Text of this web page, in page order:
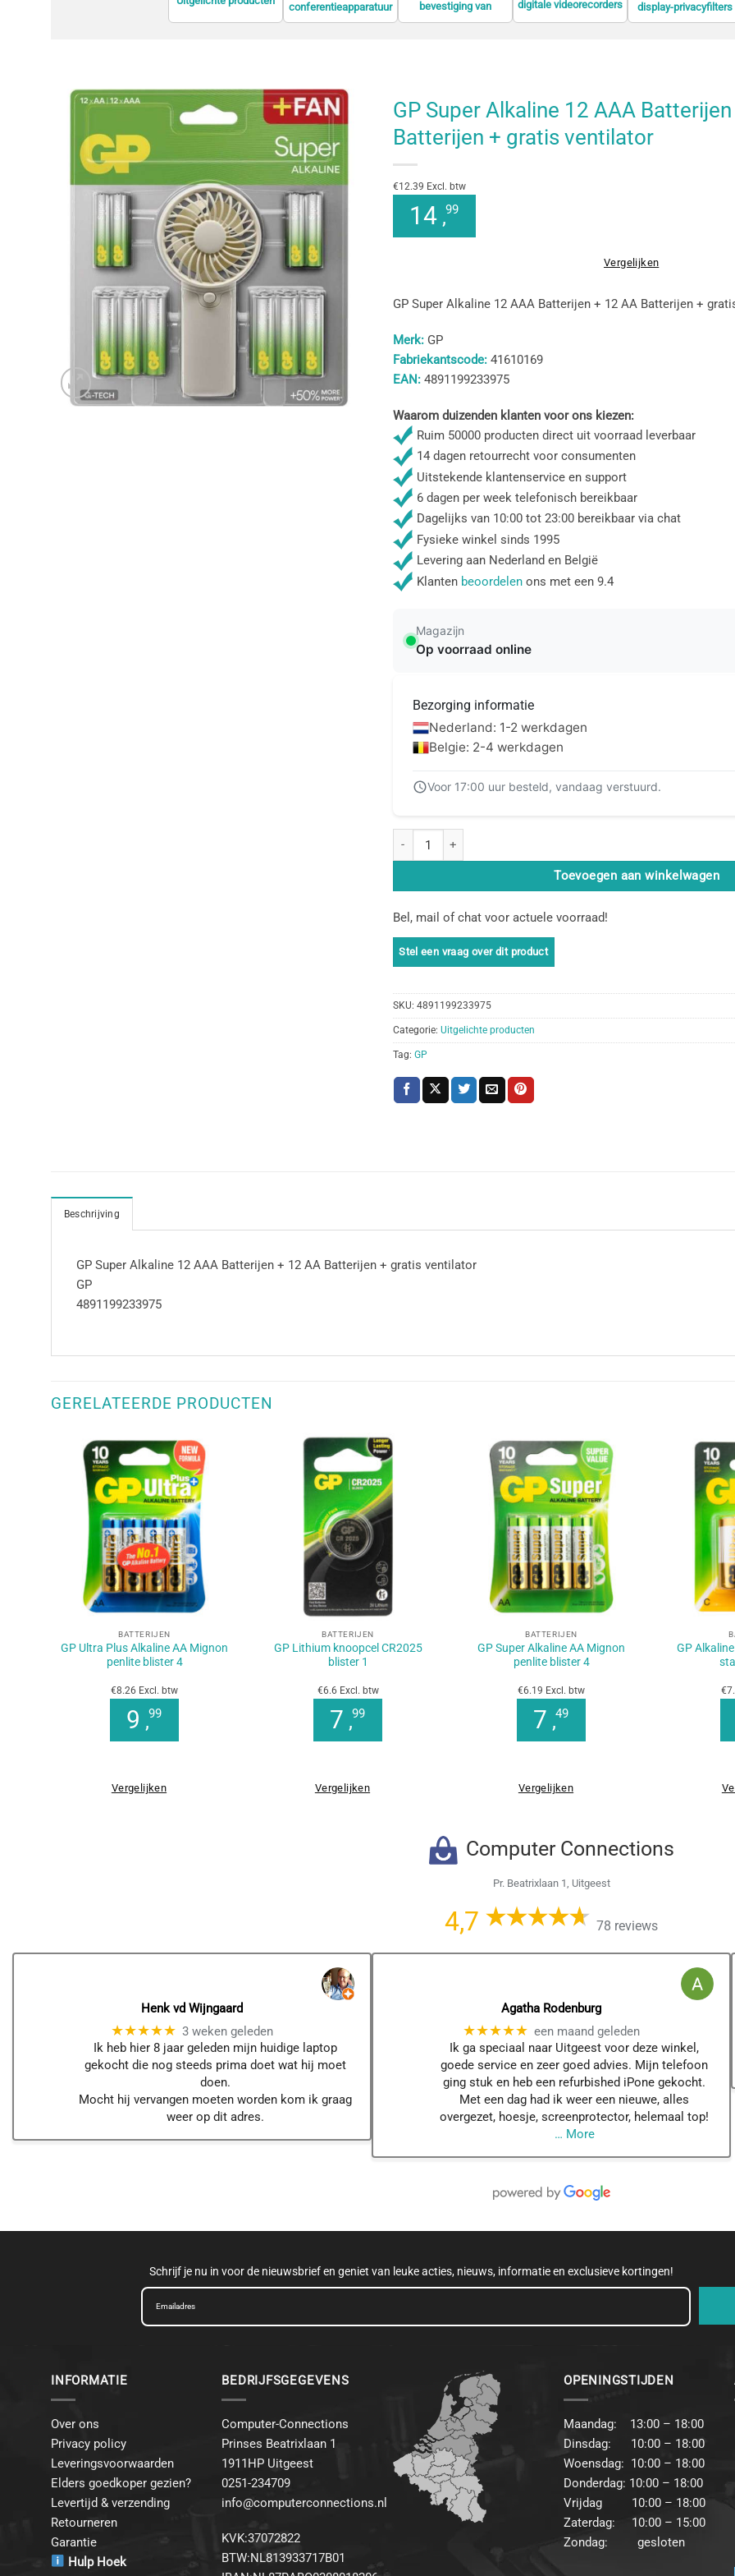
conferentieapparatuur
bevestiging van
digitale videorecorders
display-privacyfilters
GP Super Alkaline 12 AAA
Batterijen + gratis ventilator
€12.39 Excl. btw
14,99
Vergelijken
GP Super Alkaline 12 AAA Batterijen + 12 AA Batterijen +
Merk:GP
Fabriekantscode:41610169
EAN:4891199233975
Waarom duizenden klanten voor ons kiezen:
Ruim 50000 producten direct uit voorraad leverbaar
14 dagen retourrecht voor consumenten
Uitstekende klantenservice en support
6 dagen per week telefonisch bereikbaar
Dagelijks van 10:00 tot 23:00 bereikbaar via chat
Fysieke winkel sinds 1995
Levering aan Nederland en België
Klanten beoordelenons met een 9.4
Magazijn
Op voorraad online
Bezorging informatie
Nederland: 1-2 werkdagen
Belgie: 2-4 werkdagen
Voor 17:00 uur besteld, vandaag verstuurd.
GP Super Alkaline 12 AAA Batterijen + 12 AA Batterijen + gratis
Toevoegen aan winkelwagen
Bel, mail of chat voor actuele voorraad!
SKU: 4891199233975
Categorie: Uitgelichte producten
Tag: GP
Beschrijving
GP Super Alkaline 12 AAA Batterijen + 12 AA Batterijen + gratis ventilator
GP
4891199233975
GERELATEERDE PRODUCTEN
BATTERIJEN
GP Ultra Plus Alkaline AA Mignon
penlite blister 4
€8.26 Excl. btw
9 ,99
Vergelijken
BATTERIJEN
GP Lithium knoopcel CR2025
blister 1
€6.6 Excl. btw
7 ,99
Vergelijken
BATTERIJEN
GP Super Alkaline AA Mignon
penlite blister 4
€6.19 Excl. btw
7 ,49
Vergelijken
GP
Computer Connections
Pr. Beatrixlaan 1, Uitgeest
4,7 78 reviews
Henk vd Wijngaard
★★★★★ 3 weken geleden
Ik heb hier 8 jaar geleden mijn huidige laptop
gekocht die nog steeds prima doet wat hij moet
doen.
Mocht hij vervangen moeten worden kom ik graag
weer op dit adres.
Agatha Rodenburg
★★★★★ een maand geleden
Ik ga speciaal naar Uitgeest voor deze winkel,
goede service en zeer goed advies. Mijn telefoon
ging stuk en heb een refurbished iPone gekocht.
Met een dag had ik weer een nieuwe, alles
overgezet, hoesje, screenprotector, helemaal top!
… More
Schrijf je nu in voor de nieuwsbrief en geniet van leuke acties, nieuws, informatie en exclusieve kortingen!
INFORMATIE
Over ons
Privacy policy
Leveringsvoorwaarden
Elders goedkoper gezien?
Levertijd & verzending
Retourneren
Garantie
Hulp Hoek
BEDRIJFSGEGEVENS
Computer-Connections
Prinses Beatrixlaan 1
1911HP Uitgeest
0251-234709
info@computerconnections.nl
KVK:37072822
BTW:NL813933717B01
OPENINGSTIJDEN
Maandag: 13:00 – 18:00
Dinsdag: 10:00 – 18:00
Woensdag: 10:00 – 18:00
Donderdag: 10:00 – 18:00
Vrijdag 10:00 – 18:00
Zaterdag: 10:00 – 15:00
Zondag: gesloten